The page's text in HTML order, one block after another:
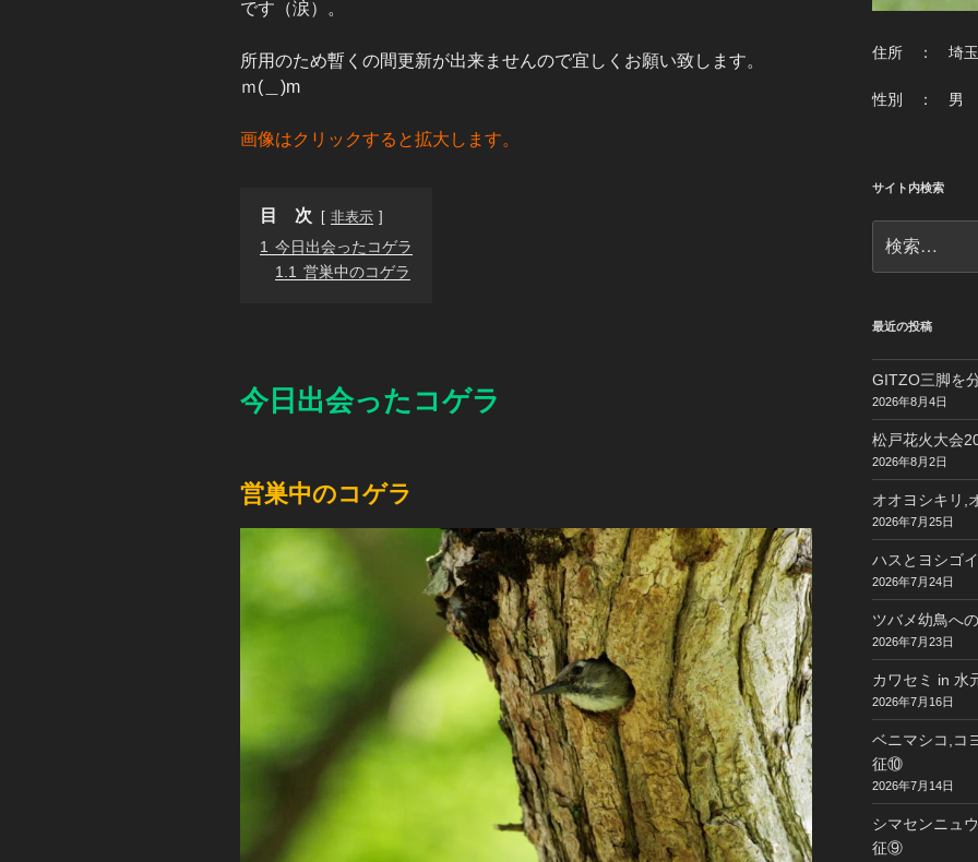
です（涙）。
所用のため暫くの間更新が出来ませんので宜しくお願い致します。
ｍ(＿)m
画像はクリックすると拡大します。
目 次 非表示
1 今日出会ったコゲラ
1.1 営巣中のコゲラ
今日出会ったコゲラ
営巣中のコゲラ
住所 ： 埼玉
性別 ： 男
サイト内検索
索:
最近の投稿
GITZO三脚を
2026年8月4日
松戸花火大会
2026年8月2日
オオヨシキリ,
2026年7月25日
ハスとヨシゴ
2026年7月24日
ツバメ幼鳥へ
2026年7月23日
カワセミ in 水
2026年7月16日
ベニマシコ,コ
征⑩
2026年7月14日
シマセンニュ
征⑨